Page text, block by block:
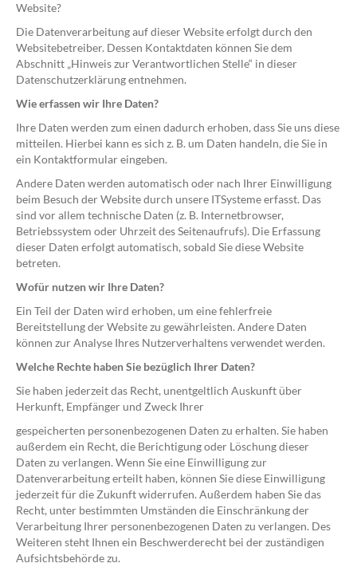
Website?
Die Datenverarbeitung auf dieser Website erfolgt durch den
Websitebetreiber. Dessen Kontaktdaten können Sie dem
Abschnitt „Hinweis zur Verantwortlichen Stelle“ in dieser
Datenschutzerklärung entnehmen.
Wie erfassen wir Ihre Daten?
Ihre Daten werden zum einen dadurch erhoben, dass Sie uns diese
mitteilen. Hierbei kann es sich z. B. um Daten handeln, die Sie in
ein Kontaktformular eingeben.
Andere Daten werden automatisch oder nach Ihrer Einwilligung
beim Besuch der Website durch unsere ITSysteme erfasst. Das
sind vor allem technische Daten (z. B. Internetbrowser,
Betriebssystem oder Uhrzeit des Seitenaufrufs). Die Erfassung
dieser Daten erfolgt automatisch, sobald Sie diese Website
betreten.
Wofür nutzen wir Ihre Daten?
Ein Teil der Daten wird erhoben, um eine fehlerfreie
Bereitstellung der Website zu gewährleisten. Andere Daten
können zur Analyse Ihres Nutzerverhaltens verwendet werden.
Welche Rechte haben Sie bezüglich Ihrer Daten?
Sie haben jederzeit das Recht, unentgeltlich Auskunft über
Herkunft, Empfänger und Zweck Ihrer
gespeicherten personenbezogenen Daten zu erhalten. Sie haben
außerdem ein Recht, die Berichtigung oder Löschung dieser
Daten zu verlangen. Wenn Sie eine Einwilligung zur
Datenverarbeitung erteilt haben, können Sie diese Einwilligung
jederzeit für die Zukunft widerrufen. Außerdem haben Sie das
Recht, unter bestimmten Umständen die Einschränkung der
Verarbeitung Ihrer personenbezogenen Daten zu verlangen. Des
Weiteren steht Ihnen ein Beschwerderecht bei der zuständigen
Aufsichtsbehörde zu.